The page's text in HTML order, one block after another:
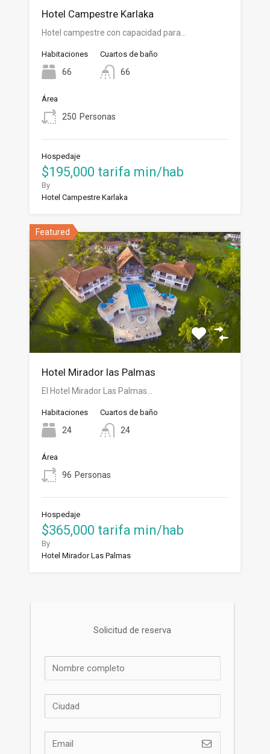
Hotel Campestre Karlaka
Hotel campestre con capacidad para…
Habitaciones
66
Cuartos de baño
66
Área
250 Personas
Hospedaje
$195,000 tarifa min/hab
By
Hotel Campestre Karlaka
Featured
Hotel Mirador las Palmas
El Hotel Mirador Las Palmas…
Habitaciones
24
Cuartos de baño
24
Área
96 Personas
Hospedaje
$365,000 tarifa min/hab
By
Hotel Mirador Las Palmas
Solicitud de reserva